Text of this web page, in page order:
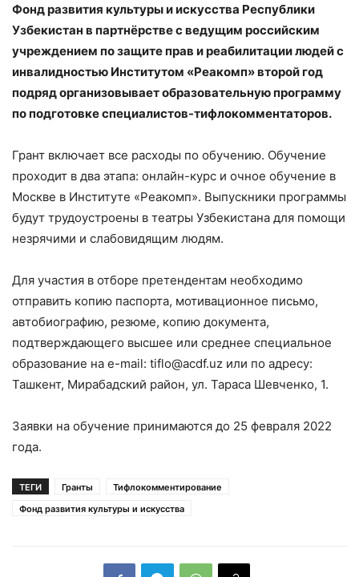
Фонд развития культуры и искусства Республики
Узбекистан в партнёрстве с ведущим российским
учреждением по защите прав и реабилитации людей с
инвалидностью Институтом «Реакомп» второй год
подряд организовывает образовательную программу
по подготовке специалистов-тифлокомментаторов.
Грант включает все расходы по обучению. Обучение
проходит в два этапа: онлайн-курс и очное обучение в
Москве в Институте «Реакомп». Выпускники программы
будут трудоустроены в театры Узбекистана для помощи
незрячими и слабовидящим людям.
Для участия в отборе претендентам необходимо
отправить копию паспорта, мотивационное письмо,
автобиографию, резюме, копию документа,
подтверждающего высшее или среднее специальное
образование на e-mail: tiflo@acdf.uz или по адресу:
Ташкент, Мирабадский район, ул. Тараса Шевченко, 1.
Заявки на обучение принимаются до 25 февраля 2022
года.
ТЕГИ Гранты
Тифлокомментирование
Фонд развития культуры и искусства